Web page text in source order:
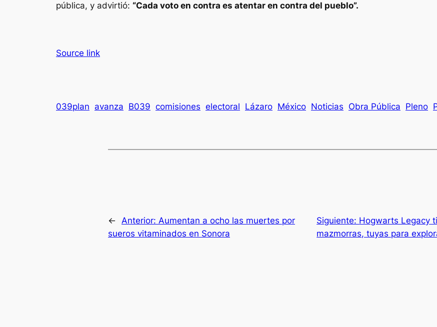
pública, y advirtió: “Cada voto en contra es atentar en contra del pueblo”.
Source link
039plan avanza B039 comisiones electoral Lázaro México Noticias Obra Pública Pleno
← Anterior: Aumentan a ocho las muertes por
sueros vitaminados en Sonora
Siguiente: Hogwarts Legacy
mazmorras, tuyas para